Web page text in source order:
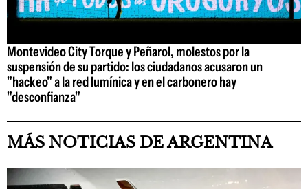
Montevideo City Torque y Peñarol, molestos por la
suspensión de su partido: los ciudadanos acusaron un
"hackeo" a la red lumínica y en el carbonero hay
"desconfianza"
MÁS NOTICIAS DE ARGENTINA